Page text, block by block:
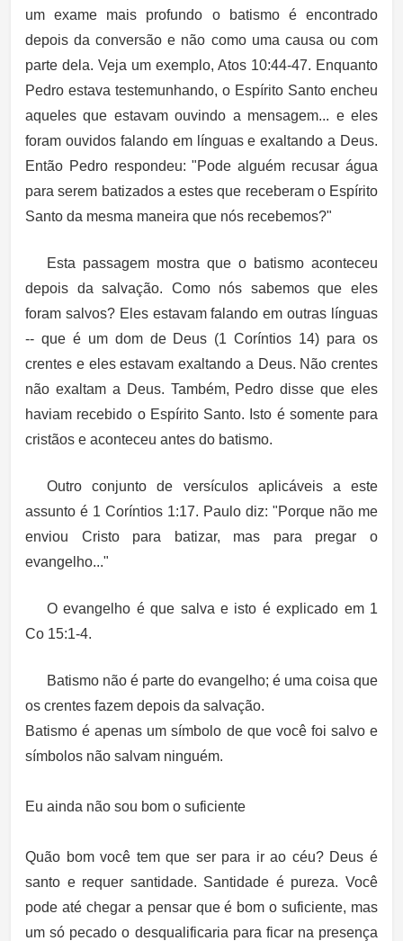
um exame mais profundo o batismo é encontrado
depois da conversão e não como uma causa ou com
parte dela. Veja um exemplo, Atos 10:44-47. Enquanto
Pedro estava testemunhando, o Espírito Santo encheu
aqueles que estavam ouvindo a mensagem... e eles
foram ouvidos falando em línguas e exaltando a Deus.
Então Pedro respondeu: "Pode alguém recusar água
para serem batizados a estes que receberam o Espírito
Santo da mesma maneira que nós recebemos?"
Esta passagem mostra que o batismo aconteceu
depois da salvação. Como nós sabemos que eles
foram salvos? Eles estavam falando em outras línguas
-- que é um dom de Deus (1 Coríntios 14) para os
crentes e eles estavam exaltando a Deus. Não crentes
não exaltam a Deus. Também, Pedro disse que eles
haviam recebido o Espírito Santo. Isto é somente para
cristãos e aconteceu antes do batismo.
Outro conjunto de versículos aplicáveis a este
assunto é 1 Coríntios 1:17. Paulo diz: "Porque não me
enviou Cristo para batizar, mas para pregar o
evangelho..."
O evangelho é que salva e isto é explicado em 1
Co 15:1-4.
Batismo não é parte do evangelho; é uma coisa que
os crentes fazem depois da salvação.
Batismo é apenas um símbolo de que você foi salvo e
símbolos não salvam ninguém.
Eu ainda não sou bom o suficiente
Quão bom você tem que ser para ir ao céu? Deus é
santo e requer santidade. Santidade é pureza. Você
pode até chegar a pensar que é bom o suficiente, mas
um só pecado o desqualificaria para ficar na presença